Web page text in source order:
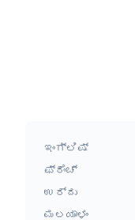
ಇಂಗ್ಲಿಷ್
ಫ್ರೆಂಚ್
ಉರ್ದು
ಮಲಯಾಳಂ